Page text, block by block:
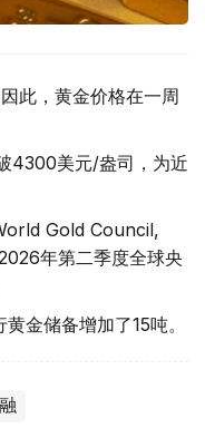
此，黄金价格在一周
4300美元/盎司，为近
Gold Council,
年第二季度全球央
金储备增加了15吨。